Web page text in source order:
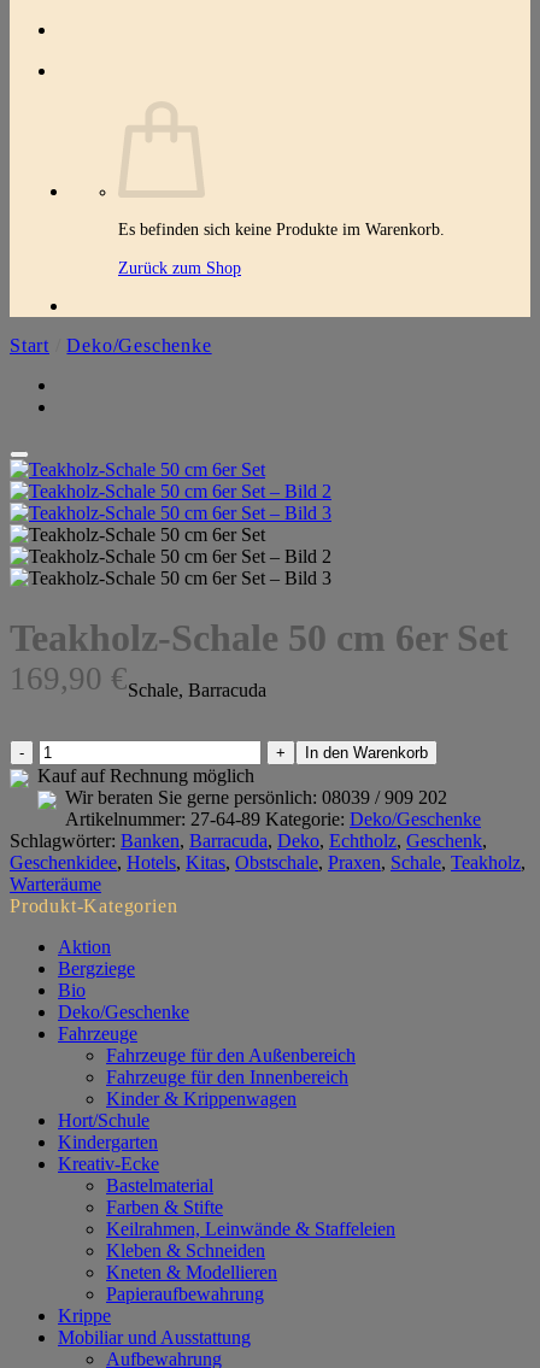
Es befinden sich keine Produkte im Warenkorb.
Zurück zum Shop
Start Deko/Geschenke
Teakholz-Schale 50 cm 6er Set
169,90 €Schale, Barracuda
Teakholz-
Schale
50
cm
6er
Set
Menge
In den Warenkorb
Kauf auf Rechnung möglich
Wir beraten Sie gerne persönlich: 08039 / 909 202
Artikelnummer: 27-64-89 Kategorie: Deko/Geschenke
Schlagwörter: Banken, Barracuda, Deko, Echtholz, Geschenk,
Geschenkidee, Hotels, Kitas, Obstschale, Praxen, Schale, Teakholz,
Warteräume
Produkt-Kategorien
Aktion
Bergziege
Bio
Deko/Geschenke
Fahrzeuge
Fahrzeuge für den Außenbereich
Fahrzeuge für den Innenbereich
Kinder & Krippenwagen
Hort/Schule
Kindergarten
Kreativ-Ecke
Bastelmaterial
Farben & Stifte
Keilrahmen, Leinwände & Staffeleien
Kleben & Schneiden
Kneten & Modellieren
Papieraufbewahrung
Krippe
Mobiliar und Ausstattung
Aufbewahrung